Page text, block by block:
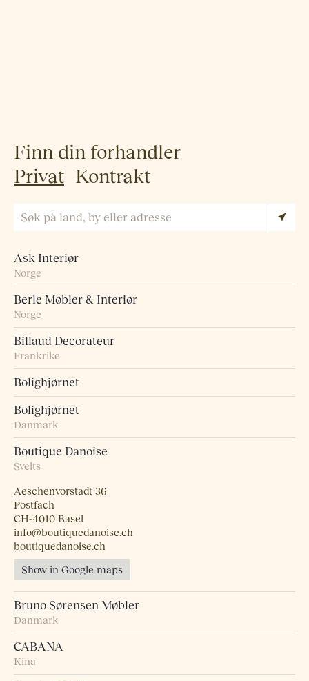
Finn din forhandler
Privat Kontrakt
Ask Interiør
Norge
Berle Møbler & Interiør
Norge
Billaud Decorateur
Frankrike
Bolighjørnet
Bolighjørnet
Danmark
Boutique Danoise
Sveits
Aeschenvorstadt 36
Postfach
CH-4010 Basel
info@boutiquedanoise.ch
boutiquedanoise.ch
Show in Google maps
Bruno Sørensen Møbler
Danmark
CABANA
Kina